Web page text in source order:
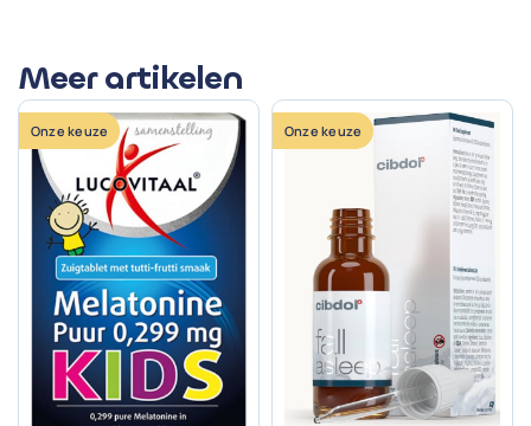
Meer artikelen
Onze keuze Onze keuze